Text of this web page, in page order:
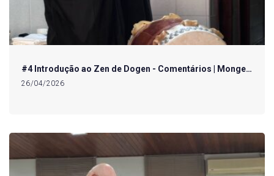
#4 Introdução ao Zen de Dogen - Comentários | Monge…
26/04/2026